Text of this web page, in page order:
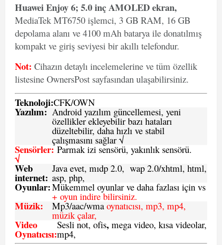
Huawei Enjoy 6; 5.0 inç AMOLED ekran,
MediaTek MT6750 işlemci, 3 GB RAM, 16 GB
depolama alanı ve 4100 mAh batarya ile donatılmış
kompakt ve giriş seviyesi bir akıllı telefondur.
Not: Cihazın detaylı incelemelerine ve tüm özellik
listesine OwnersPost sayfasından ulaşabilirsiniz.
Teknoloji:CFK/OWN
Yazılım: Android yazılım güncellemesi, yeni
özellikler ekleyebilir bazı hataları
düzeltebilir, daha hızlı ve stabil
çalışmasını sağlar √
Sensörler:
√
Parmak izi sensörü, yakınlık sensörü.
Web
internet:
Java evet, mıdp 2.0, wap 2.0/xhtml, html,
asp, php,
Oyunlar:Mükemmel oyunlar ve daha fazlası için vs
+ oyun indire bilirsiniz.
Müzik: Mp3/aac/wmaoynatıcısı, mp3, mp4,
müzik çalar,
Video
Oynatıcısı:
Sesli not, ofis, mega video, kısa videolar,
mp4,